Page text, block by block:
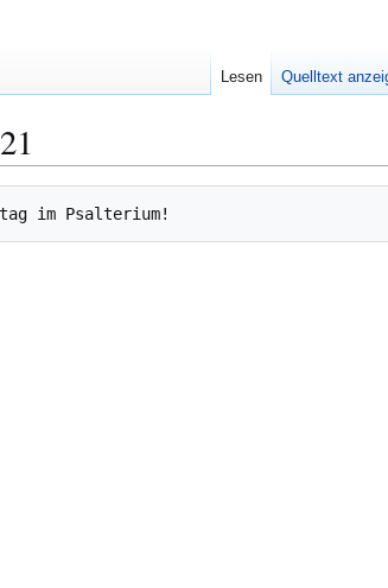
Lesen Quelltext